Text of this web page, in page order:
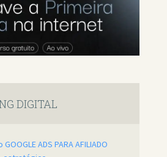
DIGITAL
ADS PARA AFILIADO